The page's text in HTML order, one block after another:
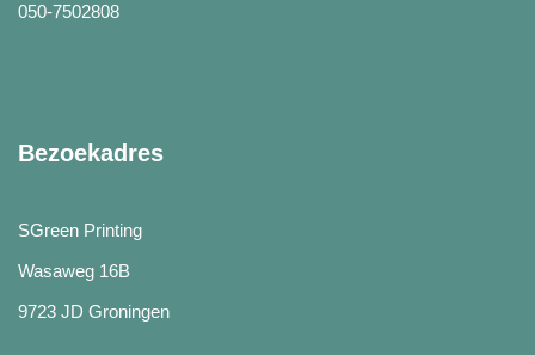
050-7502808
Bezoekadres
SGreen Printing
Wasaweg 16B
9723 JD Groningen